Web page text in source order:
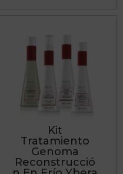
Kit
Tratamiento
Genoma
Reconstrucció